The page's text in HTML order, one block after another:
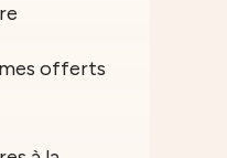
offerts